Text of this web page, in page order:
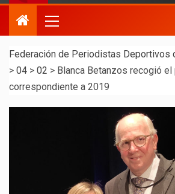
Federación de Periodistas Deportivos
> 04 > 02 > Blanca Betanzos recogió
correspondiente a 2019